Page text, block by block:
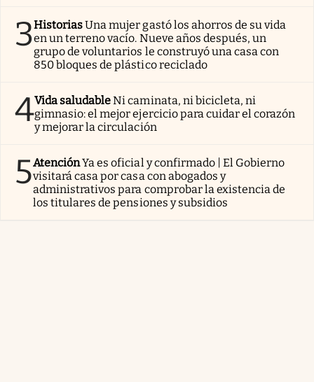
3HistoriasUna mujer gastó los ahorros de su vida
en un terreno vacío. Nueve años después, un
grupo de voluntarios le construyó una casa con
850 bloques de plástico reciclado
4Vida saludableNi caminata, ni bicicleta, ni
gimnasio: el mejor ejercicio para cuidar el corazón
y mejorar la circulación
5AtenciónYa es oficial y confirmado | El Gobierno
visitará casa por casa con abogados y
administrativos para comprobar la existencia de
los titulares de pensiones y subsidios